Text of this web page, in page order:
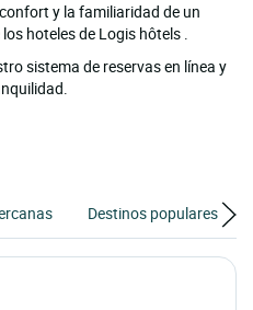
y la familiaridad de un
hoteles de Logis hôtels .
sistema de reservas en línea y
Destinos populares